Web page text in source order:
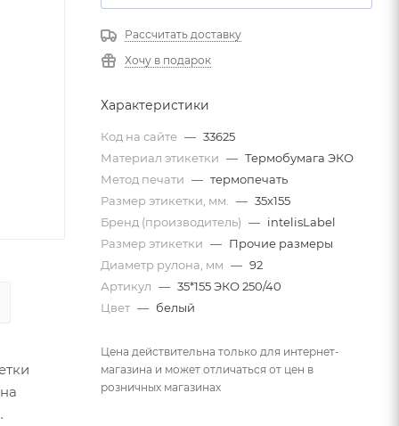
Рассчитать доставку
Хочу в подарок
Характеристики
Код на сайте — 33625
Материал этикетки — Термобумага ЭКО
Метод печати — термопечать
Размер этикетки, мм.
— 35х155
Бренд (производитель) — intelisLabel
Размер этикетки — Прочие размеры
Диаметр рулона, мм — 92
Артикул — 35*155 ЭКО 250/40
Цвет — белый
Цена действительна только для интернет-
магазина и может отличаться от цен в
розничных магазинах